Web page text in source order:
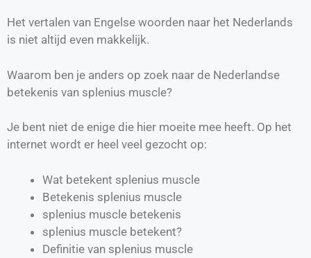
Het vertalen van Engelse woorden naar het Nederlands
is niet altijd even makkelijk.
Waarom ben je anders op zoek naar de Nederlandse
betekenis van splenius muscle?
Je bent niet de enige die hier moeite mee heeft. Op het
internet wordt er heel veel gezocht op:
Wat betekent splenius muscle
Betekenis splenius muscle
splenius muscle betekenis
splenius muscle betekent?
Definitie van splenius muscle